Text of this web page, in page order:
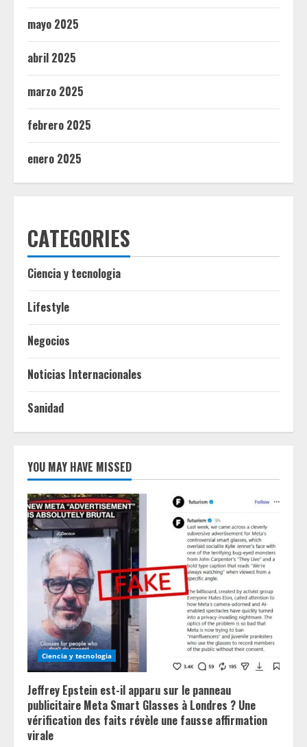
mayo 2025
abril 2025
marzo 2025
febrero 2025
enero 2025
CATEGORIES
Ciencia y tecnologia
Lifestyle
Negocios
Noticias Internacionales
Sanidad
YOU MAY HAVE MISSED
Ciencia y tecnologia
Jeffrey Epstein est-il apparu sur le panneau
publicitaire Meta Smart Glasses à Londres ? Une
vérification des faits révèle une fausse affirmation
virale